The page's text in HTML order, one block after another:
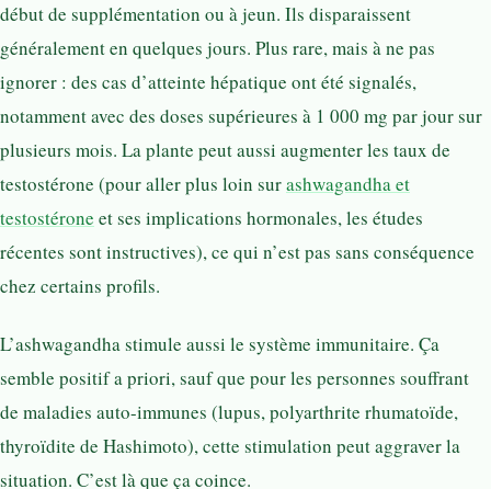
début de supplémentation ou à jeun. Ils disparaissent
généralement en quelques jours. Plus rare, mais à ne pas
ignorer : des cas d’atteinte hépatique ont été signalés,
notamment avec des doses supérieures à 1 000 mg par jour sur
plusieurs mois. La plante peut aussi augmenter les taux de
testostérone (pour aller plus loin surashwagandha et
testostérone et ses implications hormonales, les études
récentes sont instructives), ce qui n’est pas sans conséquence
chez certains profils.
L’ashwagandha stimule aussi le système immunitaire. Ça
semble positif a priori, sauf que pour les personnes souffrant
de maladies auto-immunes (lupus, polyarthrite rhumatoïde,
thyroïdite de Hashimoto), cette stimulation peut aggraver la
situation. C’est là que ça coince.